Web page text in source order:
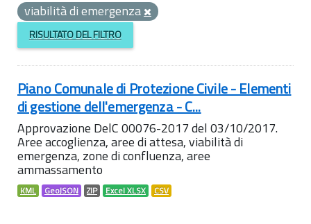
viabilità di emergenza
RISULTATO DEL FILTRO
Piano Comunale di Protezione Civile - Elementi
di gestione dell'emergenza - C...
Approvazione DelC 00076-2017 del 03/10/2017.
Aree accoglienza, aree di attesa, viabilità di
emergenza, zone di confluenza, aree
ammassamento
KML GeoJSON ZIP Excel XLSX CSV